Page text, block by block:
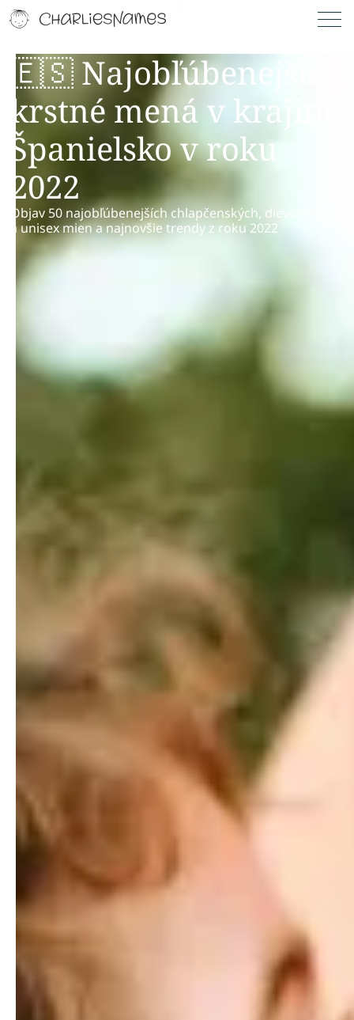
🇪🇸 Najobľúbenejšie
krstné mená v krajine
Španielsko v roku
2022
Objav 50 najobľúbenejších chlapčenských, dievčenských
a unisex mien a najnovšie trendy z roku 2022